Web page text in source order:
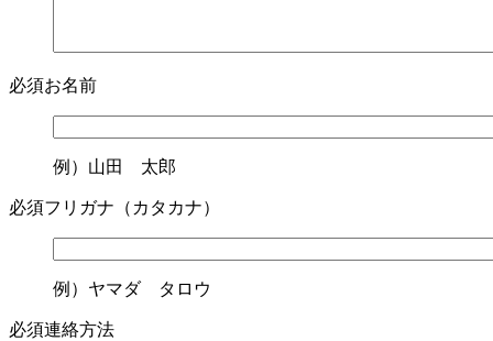
必須お名前
例）山田 太郎
必須フリガナ（カタカナ）
例）ヤマダ タロウ
必須連絡方法